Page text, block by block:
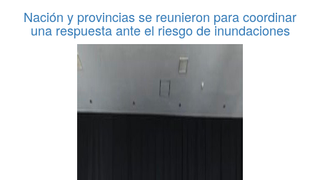
Nación y provincias se reunieron para coordinar
una respuesta ante el riesgo de inundaciones